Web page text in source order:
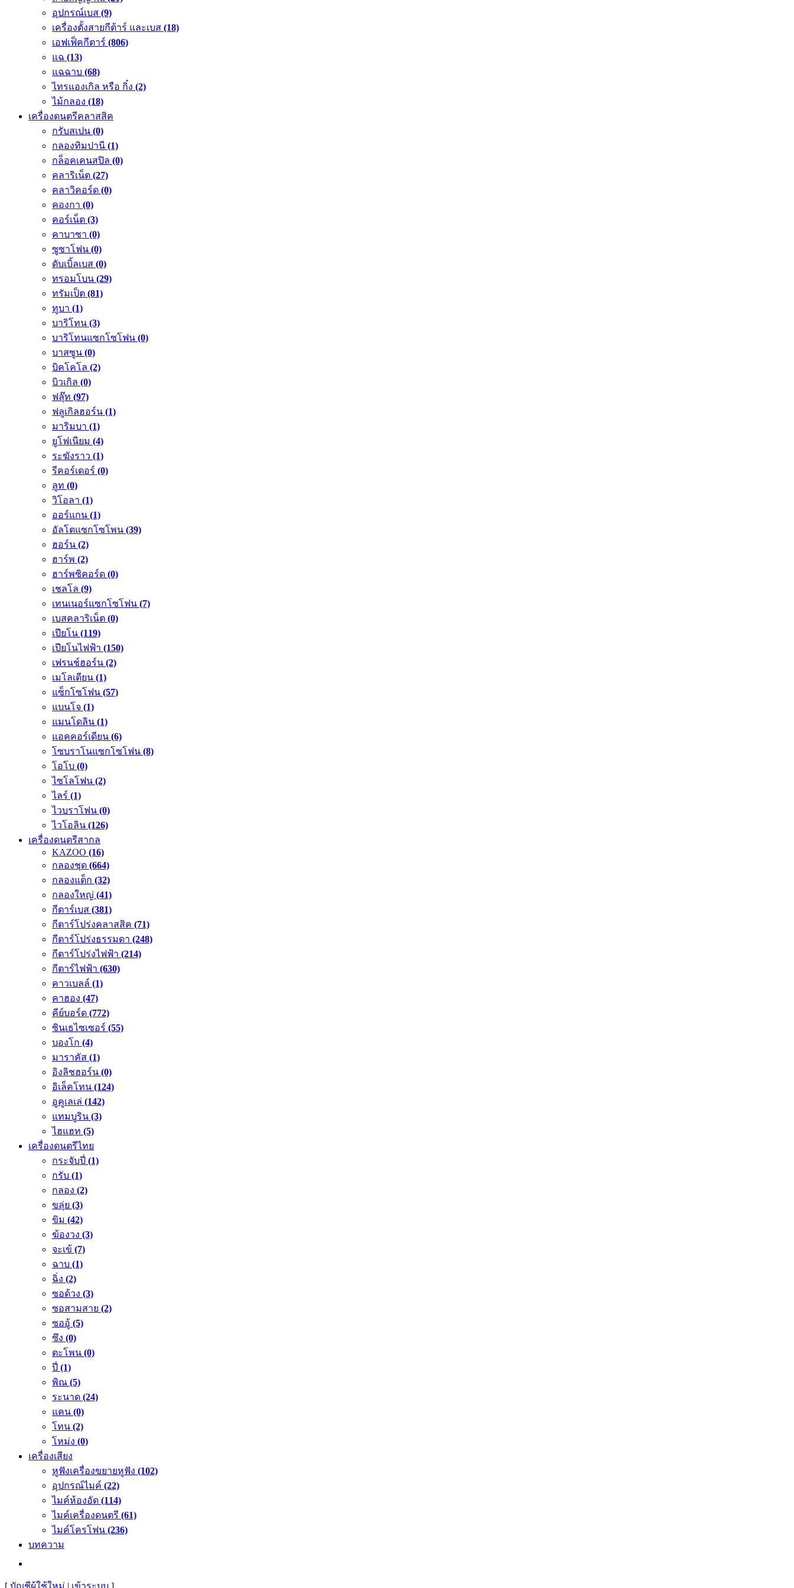
อุปกรณ์เบส (9)
เครื่องตั้งสายกีต้าร์ และเบส (18)
เอฟเฟ็คกีตาร์ (806)
แฉ (13)
แฉฉาบ (68)
ไทรแองเกิล หรือ กิ๋ง (2)
ไม้กลอง (18)
เครื่องดนตรีคลาสสิค
กรับสเปน (0)
กลองทิมปานี (1)
กล็อคเคนสปิล (0)
คลาริเน็ต (27)
คลาวิคอร์ด (0)
คองกา (0)
คอร์เน็ต (3)
คาบาซา (0)
ซูซาโฟน (0)
ดับเบิ้ลเบส (0)
ทรอมโบน (29)
ทรัมเป็ต (81)
ทูบา (1)
บาริโทน (3)
บาริโทนแซกโซโฟน (0)
บาสซูน (0)
บิคโคโล (2)
บิวเกิล (0)
ฟลุ๊ท (97)
ฟลูเกิลฮอร์น (1)
มาริมบา (1)
ยูโฟเนียม (4)
ระฆังราว (1)
รีคอร์เดอร์ (0)
ลูท (0)
วิโอลา (1)
ออร์แกน (1)
อัลโตแซกโซโพน (39)
ฮอร์น (2)
ฮาร์พ (2)
ฮาร์พซิคอร์ด (0)
เชลโล (9)
เทนเนอร์แซกโซโฟน (7)
เบสคลาริเน็ต (0)
เปียโน (119)
เปียโนไฟฟ้า (150)
เฟรนช์ฮอร์น (2)
เมโลเดียน (1)
แซ็กโซโฟน (57)
แบนโจ (1)
แมนโดลิน (1)
แอคคอร์เดียน (6)
โซบราโนแซกโซโฟน (8)
โอโบ (0)
ไซโลโฟน (2)
ไลร์ (1)
ไวบราโฟน (0)
ไวโอลิน (126)
เครื่องดนตรีสากล
KAZOO (16)
กลองชุด (664)
กลองแต็ก (32)
กลองใหญ่ (41)
กีตาร์เบส (381)
กีตาร์โปร่งคลาสสิค (71)
กีตาร์โปร่งธรรมดา (248)
กีตาร์โปร่งไฟฟ้า (214)
กีตาร์ไฟฟ้า (630)
คาวเบลล์ (1)
คาฮอง (47)
คีย์บอร์ด (772)
ซินเธไซเซอร์ (55)
บองโก (4)
มาราคัส (1)
อิงลิชฮอร์น (0)
อิเล็คโทน (124)
อูคูเลเล่ (142)
แทมบูริน (3)
ไฮแฮท (5)
เครื่องดนตรีไทย
กระจับปี่ (1)
กรับ (1)
กลอง (2)
ขลุ่ย (3)
ขิม (42)
ฆ้องวง (3)
จะเข้ (7)
ฉาบ (1)
ฉิ่ง (2)
ซอด้วง (3)
ซอสามสาย (2)
ซออู้ (5)
ซึง (0)
ตะโพน (0)
ปี่ (1)
พิณ (5)
ระนาด (24)
แคน (0)
โทน (2)
โหม่ง (0)
เครื่องเสียง
หูฟังเครื่องขยายหูฟัง (102)
อุปกรณ์ไมค์ (22)
ไมค์ห้องอัด (114)
ไมค์เครื่องดนตรี (61)
ไมค์โครโฟน (236)
บทความ
[ บัญชีผู้ใช้ใหม่ | เข้าระบบ ]